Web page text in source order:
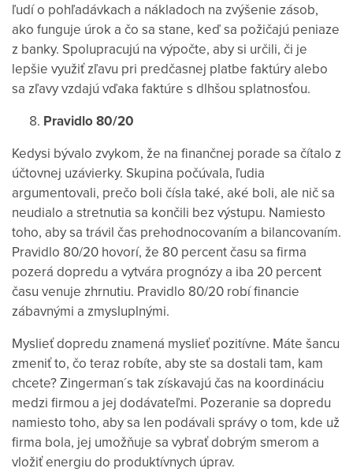
ľudí o pohľadávkach a nákladoch na zvýšenie zásob,
ako funguje úrok a čo sa stane, keď sa požičajú peniaze
z banky. Spolupracujú na výpočte, aby si určili, či je
lepšie využiť zľavu pri predčasnej platbe faktúry alebo
sa zľavy vzdajú vďaka faktúre s dlhšou splatnosťou.
Pravidlo 80/20
Kedysi bývalo zvykom, že na finančnej porade sa čítalo z
účtovnej uzávierky. Skupina počúvala, ľudia
argumentovali, prečo boli čísla také, aké boli, ale nič sa
neudialo a stretnutia sa končili bez výstupu. Namiesto
toho, aby sa trávil čas prehodnocovaním a bilancovaním.
Pravidlo 80/20 hovorí, že 80 percent času sa firma
pozerá dopredu a vytvára prognózy a iba 20 percent
času venuje zhrnutiu. Pravidlo 80/20 robí financie
zábavnými a zmysluplnými.
Myslieť dopredu znamená myslieť pozitívne. Máte šancu
zmeniť to, čo teraz robíte, aby ste sa dostali tam, kam
chcete? Zingerman´s tak získavajú čas na koordináciu
medzi firmou a jej dodávateľmi. Pozeranie sa dopredu
namiesto toho, aby sa len podávali správy o tom, kde už
firma bola, jej umožňuje sa vybrať dobrým smerom a
vložiť energiu do produktívnych úprav.